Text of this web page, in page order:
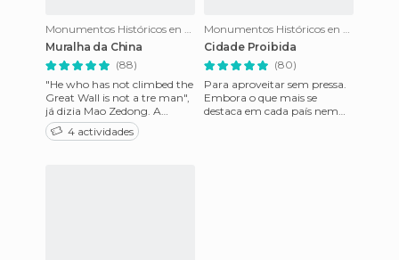
Monumentos Históricos en Pequim
Muralha da China
(88)
"He who has not climbed the
Great Wall is not a tre man",
já dizia Mao Zedong. A
grande muralha deixa as
pessoas sem palavras, de
4 actividades
Monumentos Históricos en Pequim
Cidade Proibida
(80)
Para aproveitar sem pressa.
Embora o que mais se
destaca em cada país nem